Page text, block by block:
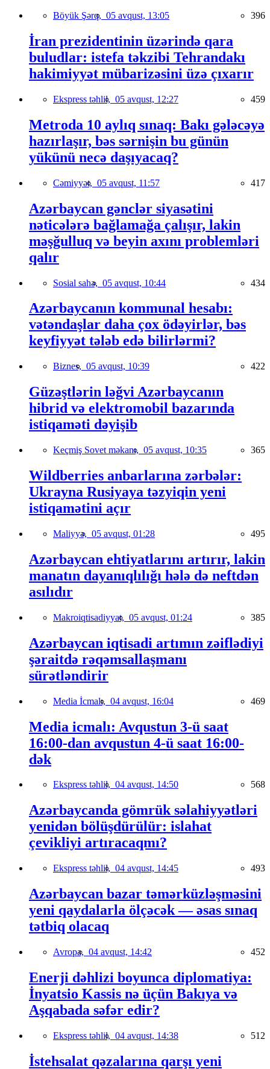
Böyük Şərq, 05 avqust, 13:05 396
İran prezidentinin üzərində qara
buludlar: istefa təkzibi Tehrandakı
hakimiyyət mübarizəsini üzə çıxarır
Ekspress təhlil, 05 avqust, 12:27 459
Metroda 10 aylıq sınaq: Bakı gələcəyə
hazırlaşır, bəs sərnişin bu günün
yükünü necə daşıyacaq?
Cəmiyyət, 05 avqust, 11:57 417
Azərbaycan gənclər siyasətini
nəticələrə bağlamağa çalışır, lakin
məşğulluq və beyin axını problemləri
qalır
Sosial sahə, 05 avqust, 10:44 434
Azərbaycanın kommunal hesabı:
vətəndaşlar daha çox ödəyirlər, bəs
keyfiyyət tələb edə bilirlərmi?
Biznes, 05 avqust, 10:39 422
Güzəştlərin ləğvi Azərbaycanın
hibrid və elektromobil bazarında
istiqaməti dəyişib
Keçmiş Sovet məkanı, 05 avqust, 10:35 365
Wildberries anbarlarına zərbələr:
Ukrayna Rusiyaya təzyiqin yeni
istiqamətini açır
Maliyyə, 05 avqust, 01:28 495
Azərbaycan ehtiyatlarını artırır, lakin
manatın dayanıqlılığı hələ də neftdən
asılıdır
Makroiqtisadiyyat, 05 avqust, 01:24 385
Azərbaycan iqtisadi artımın zəiflədiyi
şəraitdə rəqəmsallaşmanı
sürətləndirir
Media İcmalı, 04 avqust, 16:04 469
Media icmalı: Avqustun 3-ü saat
16:00-dan avqustun 4-ü saat 16:00-
dək
Ekspress təhlil, 04 avqust, 14:50 568
Azərbaycanda gömrük səlahiyyətləri
yenidən bölüşdürülür: islahat
çevikliyi artıracaqmı?
Ekspress təhlil, 04 avqust, 14:45 493
Azərbaycan bazar təmərküzləşməsini
yeni qaydalarla ölçəcək — əsas sınaq
tətbiq olacaq
Avropa, 04 avqust, 14:42 452
Enerji dəhlizi boyunca diplomatiya:
İnyatsio Kassis nə üçün Bakıya və
Aşqabada səfər edir?
Ekspress təhlil, 04 avqust, 14:38 512
İstehsalat qəzalarına qarşı yeni